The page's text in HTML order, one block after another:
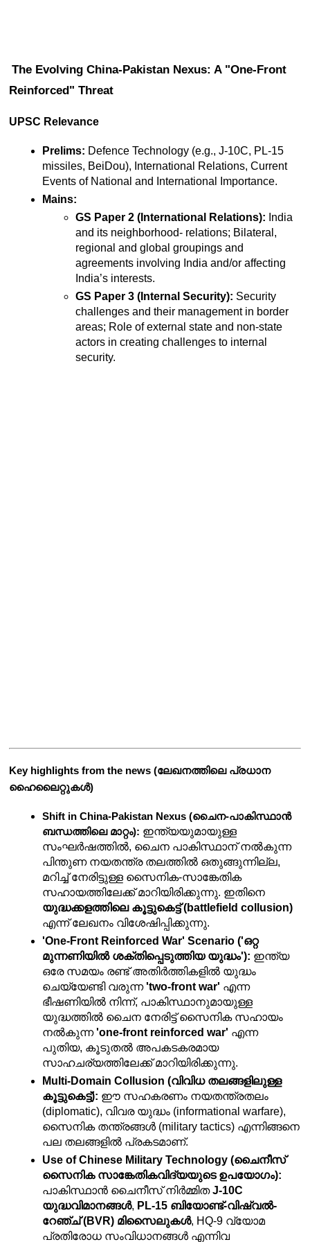
The Evolving China-Pakistan Nexus: A "One-Front
Reinforced" Threat
UPSC Relevance
Prelims: Defence Technology (e.g., J-10C, PL-15
missiles, BeiDou), International Relations, Current
Events of National and International Importance.
Mains:
GS Paper 2 (International Relations): India
and its neighborhood- relations; Bilateral,
regional and global groupings and
agreements involving India and/or affecting
India’s interests.
GS Paper 3 (Internal Security): Security
challenges and their management in border
areas; Role of external state and non-state
actors in creating challenges to internal
security.
Key highlights from the news (ലേഖനത്തിലെ പ്രധാന
ഹൈലൈറ്റുകൾ)
Shift in China-Pakistan Nexus (ചൈന-പാകിസ്ഥാൻ
ബന്ധത്തിലെ മാറ്റം): ഇന്ത്യയുമായുള്ള
സംഘർഷത്തിൽ, ചൈന പാകിസ്ഥാന് നൽകുന്ന
പിന്തുണ നയതന്ത്ര തലത്തിൽ ഒതുങ്ങുന്നില്ല,
മറിച്ച് നേരിട്ടുള്ള സൈനിക-സാങ്കേതിക
യുദ്ധക്കളത്തിലെ കൂട്ടുകെട്ട് (battlefield collusion)
എന്ന് ലേഖനം വിശേഷിപ്പിക്കുന്നു.
'One-Front Reinforced War' Scenario ('ഒറ്റ
മുന്നണിയിൽ ശക്തിപ്പെടുത്തിയ യുദ്ധം'): ഇന്ത്യ
ഒരേ സമയം രണ്ട് അതിർത്തികളിൽ യുദ്ധം
ചെയ്യേണ്ടി വരുന്ന 'two-front war' എന്ന
ഭീഷണിയിൽ നിന്ന്, പാകിസ്ഥാനുമായുള്ള
യുദ്ധത്തിൽ ചൈന നേരിട്ട് സൈനിക സഹായം
നൽകുന്ന 'one-front reinforced war' എന്ന
പുതിയ, കൂടുതൽ അപകടകരമായ
സാഹചര്യത്തിലേക്ക് മാറിയിരിക്കുന്നു.
Multi-Domain Collusion (വിവിധ തലങ്ങളിലുള്ള
കൂട്ടുകെട്ട്): ഈ സഹകരണം നയതന്ത്രതലം
(diplomatic), വിവര യുദ്ധം (informational warfare),
സൈനിക തന്ത്രങ്ങൾ (military tactics) എന്നിങ്ങനെ
പല തലങ്ങളിൽ പ്രകടമാണ്.
Use of Chinese Military Technology (ചൈനീസ്
സൈനിക സാങ്കേതികവിദ്യയുടെ ഉപയോഗം):
പാകിസ്ഥാൻ ചൈനീസ് നിർമ്മിത J-10C
യുദ്ധവിമാനങ്ങൾ, PL-15 ബിയോണ്ട്-വിഷ്വൽ-
റേഞ്ച് (BVR) മിസൈലുകൾ, HQ-9 വ്യോമ
പ്രതിരോധ സംവിധാനങ്ങൾ എന്നിവ